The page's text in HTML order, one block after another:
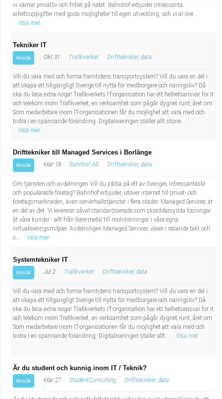
vi värnar privatliv och frihet på nätet. Bahnhof erbjuder intressanta
arbetsuppgifter med goda möjligheter till egen utveckling, och vi är öve...
Visa mer
Tekniker IT
Ansök Okt 31 Trafikverket Drifttekniker, data
Vill du vara med och forma framtidens transportsystem? Vill du vara en del i
att skapa ett tillgängligt Sverige till nytta för medborgare och näringsliv? Då
ska du läsa extra noga! Trafikverkets IT-organisation har ett helhetsansvar för it
och telekom inom Trafikverket, en verksamhet som pågår dygnet runt, året om.
Som medarbetare inom IT-organisationen får du möjlighet att vara med och
bidra i en spännande förändring. Digitaliseringen ställer allt större ...
Visa mer
Drifttekniker till Managed Services i Borlänge
Ansök Mar 18 Bahnhof AB Drifttekniker, data
Om tjänsten och avdelningen Vill du jobba på ett av Sveriges intressantaste
och populäraste företag? Bahnhof erbjuder, utöver internet till privat- och
företagsmarknaden, även serverhallstjänster i flera städer. Managed Services är
en del av det. Vi levererar såväl standardiserade som skräddarsydda lösningar
åt våra kunder - allt från bare-metal till molnlösningar i våra egna
virtualiseringsmiljöer. Avdelningen Managed Services växer i rasande takt och
s...
Visa mer
Systemtekniker IT
Ansök Jul 2 Trafikverket Drifttekniker, data
Vill du vara med och forma framtidens transportsystem? Vill du vara en del i
att skapa ett tillgängligt Sverige till nytta för medborgare och näringsliv? Då
ska du läsa extra noga! Trafikverkets IT-organisation har ett helhetsansvar för it
och telekom inom Trafikverket, en verksamhet som pågår dygnet runt, året om.
Som medarbetare inom IT-organisationen får du möjlighet att vara med och
bidra i en spännande förändring. Digitaliseringen ställer allt...
Visa mer
Är du student och kunnig inom IT / Teknik?
Ansök Mar 27 StudentConsulting Drifttekniker, data